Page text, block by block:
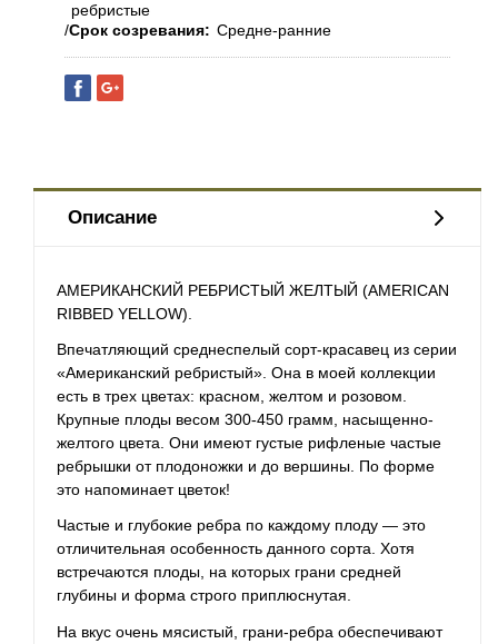
ребристые
Срок созревания
Средне-ранние
Описание
АМЕРИКАНСКИЙ РЕБРИСТЫЙ ЖЕЛТЫЙ (AMERICAN
RIBBED YELLOW).
Впечатляющий среднеспелый сорт-красавец из серии
«Американский ребристый». Она в моей коллекции
есть в трех цветах: красном, желтом и розовом.
Крупные плоды весом 300-450 грамм, насыщенно-
желтого цвета. Они имеют густые рифленые частые
ребрышки от плодоножки и до вершины. По форме
это напоминает цветок!
Частые и глубокие ребра по каждому плоду — это
отличительная особенность данного сорта. Хотя
встречаются плоды, на которых грани средней
глубины и форма строго приплюснутая.
На вкус очень мясистый, грани-ребра обеспечивают